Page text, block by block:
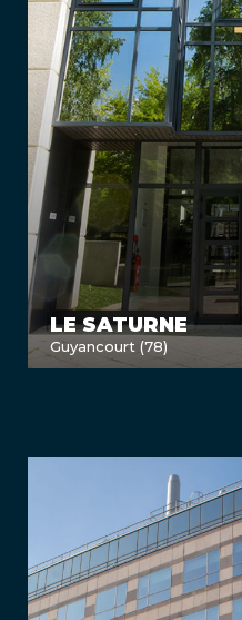
LE SATURNE
Guyancourt (78)